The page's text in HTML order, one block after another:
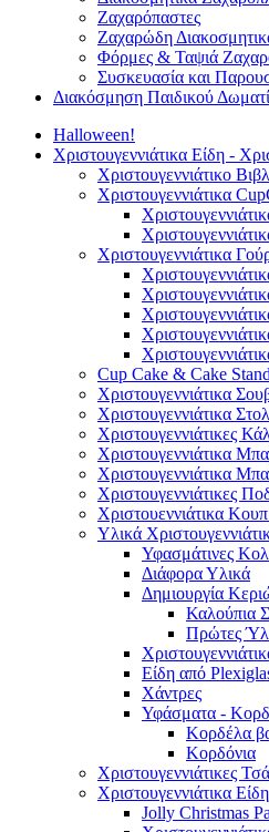
Ζαχαρόπαστες
Ζαχαρώδη
Φόρμες & Ταψιά
Συσκευασία και
Διακόσμηση Παιδικού
Halloween!
Χριστουγεννιάτικα Είδη -
Χριστουγεννιάτικο
Χριστουγεννιάτικα
Χριστουγεννιάτικα
Cup Cake & Cake Stand
Χριστουγεννιάτικα
Χριστουγεννιάτικα
Χριστουγεννιάτικες
Χριστουγεννιάτικα
Χριστουγεννιάτικα
Χριστουγεννιάτικες
Χριστουεννιάτικα
Υλικά
Υφασμάτινες
Διάφορα Υλικά
Δημιουργία
Καλούπια
Πρώτες
Είδη από
Χάντρες
Υφάσματα -
Κορδέλα
Κορδόνια
Χριστουγεννιάτικες
Χριστουγεννιάτικα
Jolly Christmas